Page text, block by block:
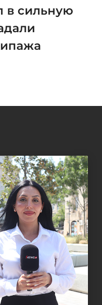
в сильную